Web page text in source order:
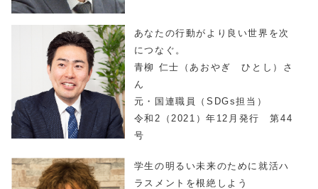
あなたの行動がより良い世界を次
につなぐ。
青柳 仁士（あおやぎ ひとし）さ
ん
元・国連職員（SDGs担当）
令和2（2021）年12月発行 第44
号
学生の明るい未来のために就活ハ
ラスメントを根絶しよう